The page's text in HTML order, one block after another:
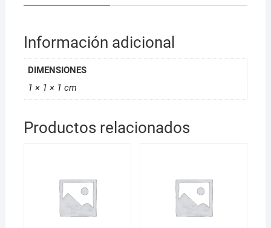
ML
3
cantidad
Información adicional
DIMENSIONES
1 × 1 × 1 cm
Productos relacionados